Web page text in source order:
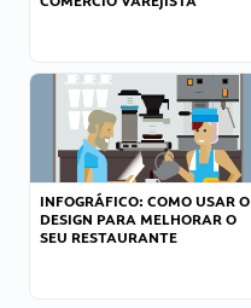
INFOGRÁFICO: COMO USAR O
DESIGN PARA MELHORAR O
SEU RESTAURANTE